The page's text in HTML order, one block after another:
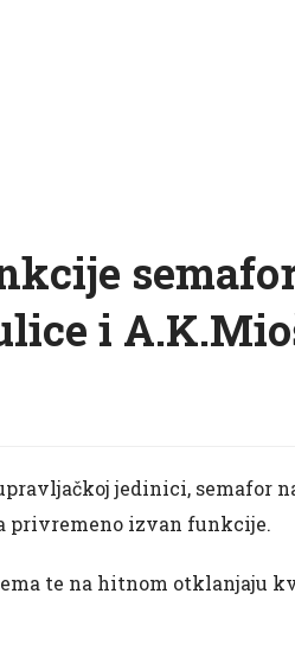
i
jedinici, semafor
privremeno izvan funkcije.
te na hitnom otklanjaju